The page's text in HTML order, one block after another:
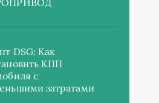
DSG: Как
КПП
с
затратами